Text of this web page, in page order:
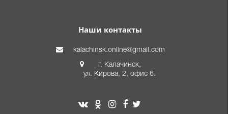
Наши контакты
kalachinsk.online@gmail.com
г. Калачинск,
ул. Кирова, 2, офис 6.